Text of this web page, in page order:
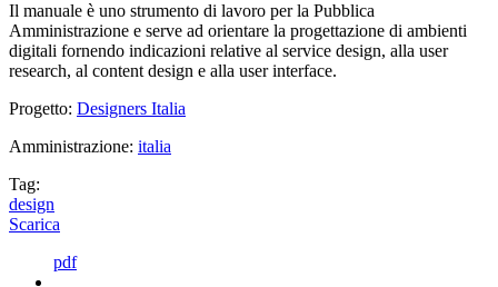
Il manuale è uno strumento di lavoro per la Pubblica
Amministrazione e serve ad orientare la progettazione di ambienti
digitali fornendo indicazioni relative al service design, alla user
research, al content design e alla user interface.
Progetto: Designers Italia
Amministrazione: italia
Tag:
design
Scarica
pdf